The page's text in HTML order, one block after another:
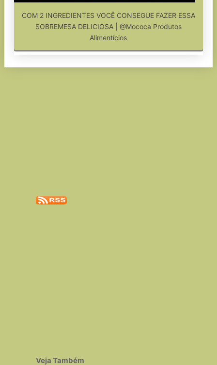
COM 2 INGREDIENTES VOCÊ CONSEGUE FAZER ESSA
SOBREMESA DELICIOSA | @Mococa Produtos
Alimentícios
Veja Também